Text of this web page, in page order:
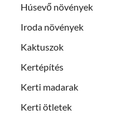
Húsevő növények
Iroda növények
Kaktuszok
Kertépítés
Kerti madarak
Kerti ötletek